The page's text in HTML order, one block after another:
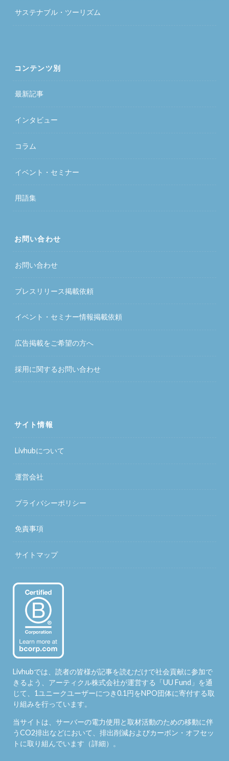
サステナブル・ツーリズム
コンテンツ別
最新記事
インタビュー
コラム
イベント・セミナー
用語集
お問い合わせ
お問い合わせ
プレスリリース掲載依頼
イベント・セミナー情報掲載依頼
広告掲載をご希望の方へ
採用に関するお問い合わせ
サイト情報
Livhubについて
運営会社
プライバシーポリシー
免責事項
サイトマップ
Livhubでは、読者の皆様が記事を読むだけで社会貢献に参加で
きるよう、アーティクル株式会社が運営する「UU Fund 」を通
じて、1ユニークユーザーにつき0.1円をNPO団体に寄付する取
り組みを行っています。
当サイトは、サーバーの電力使用と取材活動のための移動に伴
うCO2排出などにおいて、排出削減およびカーボン・オフセッ
トに取り組んでいます（詳細）。